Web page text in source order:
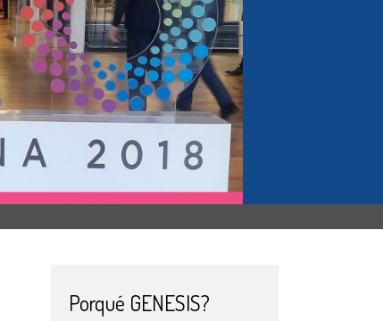
Porqué GENESIS?